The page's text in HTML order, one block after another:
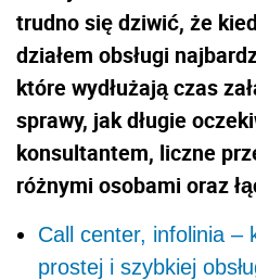
trudno się dziwić, że
działem obsługi
które wydłużają czas
sprawy, jak długie
konsultantem, liczne
różnymi osobami oraz
Call center, infolinia –
prostej i szybkiej